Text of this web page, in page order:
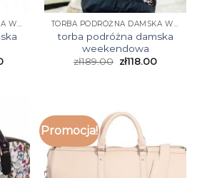
TORBA PODRÓŻNA DAMSKA WEEKENDOWA TORBA PODRÓŻNA DAMSKA WEEKENDOWA
torba podróżna damska
weekendowa
zł189.00 zł118.00
Promocja!